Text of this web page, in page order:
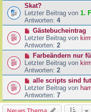
Skat?
Letzter Beitrag von 1.
Antworten: 4
Gästebucheintrag
Letzter Beitrag von
Antworten: 2
Farbeändern nur
Letzter Beitrag von
Antworten: 2
alle scripts sind
Letzter Beitrag von
Antworten: 7